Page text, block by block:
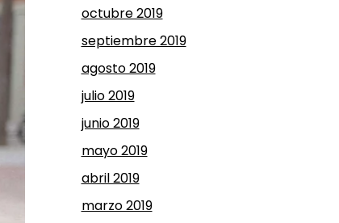
octubre 2019
septiembre 2019
agosto 2019
julio 2019
junio 2019
mayo 2019
abril 2019
marzo 2019